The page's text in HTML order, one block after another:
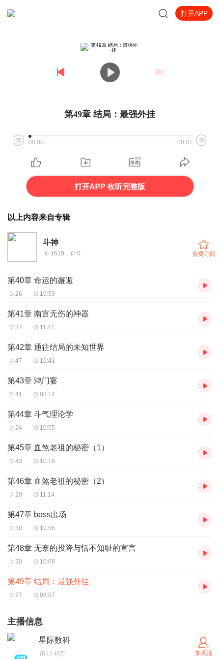
打开APP
第49章 结局：最强外挂
00:00 08:07
打开APP 收听完整版
以上内容来自专辑
斗神
1610 0 免费订阅
第40章 命运的邂逅
26 10:59
第41章 南宫无伤的神器
37 11:41
第42章 通往结局的未知世界
47 10:43
第43章 鸿门宴
41 08:14
第44章 斗气理论学
24 10:55
第45章 血煞老祖的秘密（1）
43 10:18
第46章 血煞老祖的秘密（2）
20 11:14
第47章 boss出场
30 10:56
第48章 无奈的投降与恬不知耻的宣言
30 10:08
第49章 结局：最强外挂
27 08:07
主播信息
星际数科
13.48万 加关注